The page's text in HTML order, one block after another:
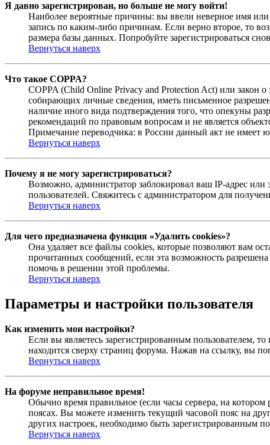
Я давно зарегистрирован, но больше не могу войти!
Наиболее вероятные причины: вы ввели неверное имя
запись по каким-либо причинам. Если верно второе, то
размера базы данных. Попробуйте зарегистрироваться
Вернуться наверх
Что такое COPPA?
COPPA (Child Online Privacy and Protection Act) или закон
собирающих личные сведения, иметь письменное
наличие иного вида подтверждения того, что опекуны
рекомендаций по правовым вопросам и не является
Примечание переводчика: в России данный акт не имеет
Вернуться наверх
Почему я не могу зарегистрироваться?
Возможно, администратор заблокировал ваш IP-адрес
пользователей. Свяжитесь с администратором для
Вернуться наверх
Для чего предназначена функция «Удалить cookies»?
Она удаляет все файлы cookies, которые позволяют вам
прочитанных сообщений, если эта возможность
помочь в решении этой проблемы.
Вернуться наверх
Параметры и настройки пользователя
Как изменить мои настройки?
Если вы являетесь зарегистрированным пользователем,
находится сверху страниц форума. Нажав на ссылку, вы
Вернуться наверх
На форуме неправильное время!
Обычно время правильное (если часы сервера, на
поясах. Вы можете изменить текущий часовой пояс на
других настроек, необходимо быть зарегистрированным
Вернуться наверх